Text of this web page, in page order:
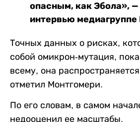
опасным, как Эбола», —
интервью медиагруппе
Точных данных о рисках,
собой омикрон-мутация,
всему, она
отметил Монтгомери.
По его словам, в самом
недооценил ее масштабы.